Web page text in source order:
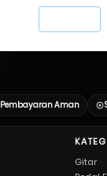
Pembayaran Aman
Gitar